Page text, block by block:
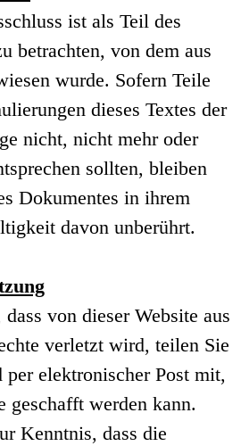
ist als Teil des
betrachten, von dem aus
wurde. Sofern Teile
dieses Textes der
nicht, nicht mehr oder
sollten, bleiben
Dokumentes in ihrem
davon unberührt.
von dieser Website aus
verletzt wird, teilen Sie
per elektronischer Post mit,
werden kann.
Kenntnis, dass die